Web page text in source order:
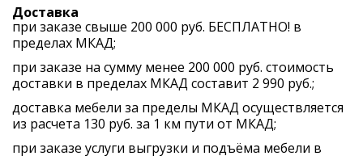
Доставка
при заказе свыше 200 000 руб. БЕСПЛАТНО! в
пределах МКАД;
при заказе на сумму менее 200 000 руб. стоимость
доставки в пределах МКАД составит 2 990 руб.;
доставка мебели за пределы МКАД осуществляется
из расчета 130 руб. за 1 км пути от МКАД;
при заказе услуги выгрузки и подъёма мебели в